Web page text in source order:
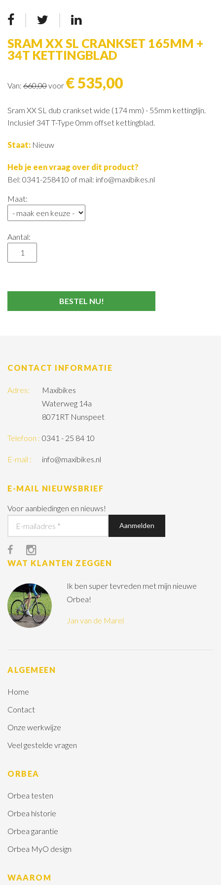
SRAM XX SL CRANKSET 165MM +
34T KETTINGBLAD
Van: 660,00voor € 535,00
Sram XX SL dub crankset wide (174 mm) - 55mm kettinglijn.
Inclusief 34T T-Type 0mm offset kettingblad.
Staat: Nieuw
Heb je een vraag over dit product?
Bel: 0341-258410 of mail: info@maxibikes.nl
Maat:
Aantal:
CONTACT INFORMATIE
Adres:
Maxibikes
Waterweg 14a
8071RT Nunspeet
Telefoon : 0341 - 25 84 10
E-mail : info@maxibikes.nl
E-MAIL NIEUWSBRIEF
Voor aanbiedingen en nieuws!
WAT KLANTEN ZEGGEN
Ik ben super tevreden met mijn nieuwe
Orbea!
Jan van de Marel
ALGEMEEN
Home
Contact
Onze werkwijze
Veel gestelde vragen
ORBEA
Orbea testen
Orbea historie
Orbea garantie
Orbea MyO design
WAAROM